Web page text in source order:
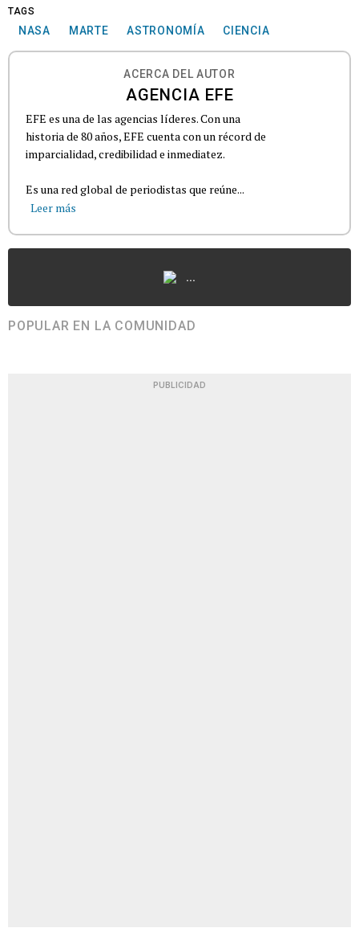
TAGS
NASA MARTE ASTRONOMÍA CIENCIA
ACERCA DEL AUTOR
AGENCIA EFE
EFE es una de las agencias líderes. Con una
historia de 80 años, EFE cuenta con un récord de
imparcialidad, credibilidad e inmediatez.
Es una red global de periodistas que reúne...
Leer más
...
POPULAR EN LA COMUNIDAD
PUBLICIDAD